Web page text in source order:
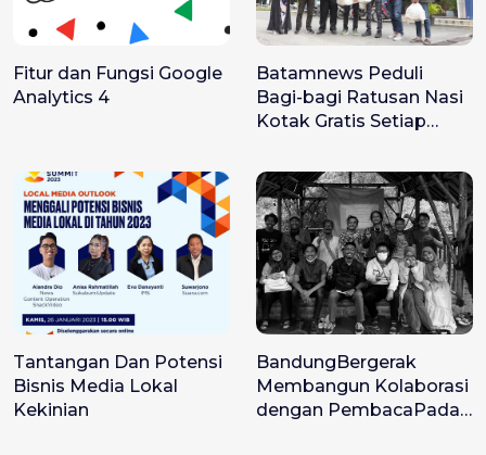
Fitur dan Fungsi Google
Analytics 4
Batamnews Peduli
Bagi-bagi Ratusan Nasi
Kotak Gratis Setiap
Tantangan Dan Potensi
Bisnis Media Lokal
Kekinian
BandungBergerak
Membangun Kolaborasi
dengan PembacaPada